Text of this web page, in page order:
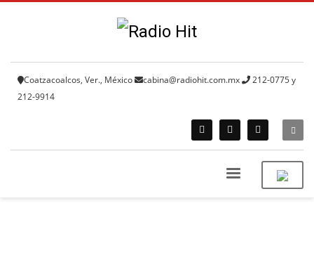
Coatzacoalcos, Ver., México cabina@radiohit.com.mx
212-0775 y
212-9914